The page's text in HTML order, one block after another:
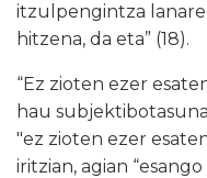
itzulpengintza
hitzena, da eta” (18).
“Ez zioten ezer
hau
"ez zioten ezer
iritzian, agian